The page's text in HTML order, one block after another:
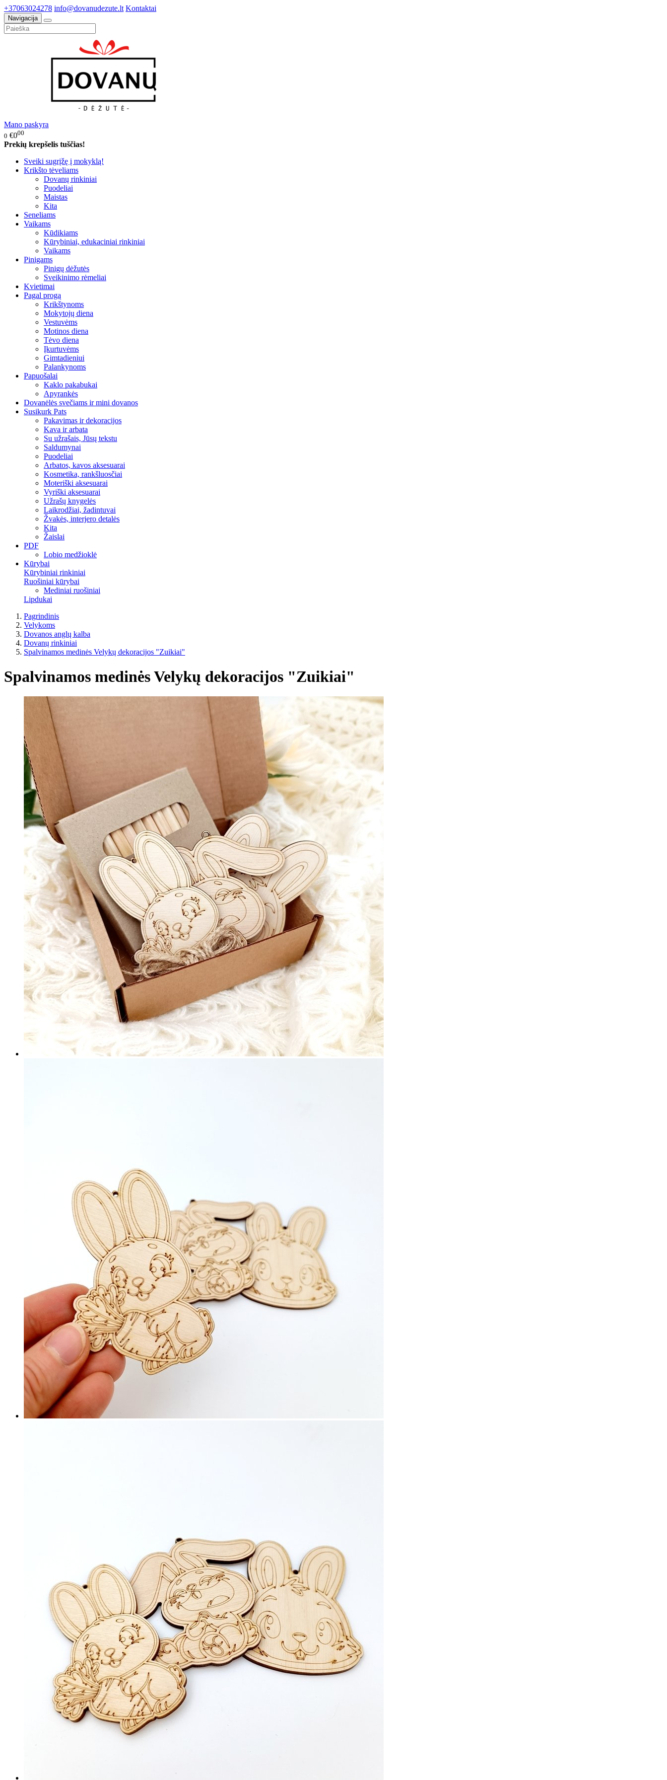
+37063024278 info@dovanudezute.lt Kontaktai
Navigacija
Mano paskyra
0 €000
Prekių krepšelis tuščias!
Sveiki sugrįžę į mokyklą!
Krikšto tėveliams
Dovanų rinkiniai
Puodeliai
Maistas
Kita
Seneliams
Vaikams
Kūdikiams
Kūrybiniai, edukaciniai rinkiniai
Vaikams
Pinigams
Pinigų dėžutės
Sveikinimo rėmeliai
Kvietimai
Pagal progą
Krikštynoms
Mokytojų diena
Vestuvėms
Motinos diena
Tėvo diena
Įkurtuvėms
Gimtadieniui
Palankynoms
Papuošalai
Kaklo pakabukai
Apyrankės
Dovanėlės svečiams ir mini dovanos
Susikurk Pats
Pakavimas ir dekoracijos
Kava ir arbata
Su užrašais, Jūsų tekstu
Saldumynai
Puodeliai
Arbatos, kavos aksesuarai
Kosmetika, rankšluosčiai
Moteriški aksesuarai
Vyriški aksesuarai
Užrašų knygelės
Laikrodžiai, žadintuvai
Žvakės, interjero detalės
Kita
Žaislai
PDF
Lobio medžioklė
Kūrybai
Kūrybiniai rinkiniai
Ruošiniai kūrybai
Mediniai ruošiniai
Lipdukai
Pagrindinis
Velykoms
Dovanos anglų kalba
Dovanų rinkiniai
Spalvinamos medinės Velykų dekoracijos "Zuikiai"
Spalvinamos medinės Velykų dekoracijos "Zuikiai"